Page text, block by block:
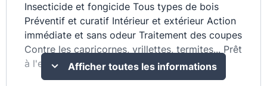
Insecticide et fongicide Tous types de bois
Préventif et curatif Intérieur et extérieur Action
immédiate et sans odeur Traitement des coupes
Contre les capricornes, vrillettes, termites... Prêt
à l'emploi : 1L = 3 à 5 m²
Afficher toutes les informations